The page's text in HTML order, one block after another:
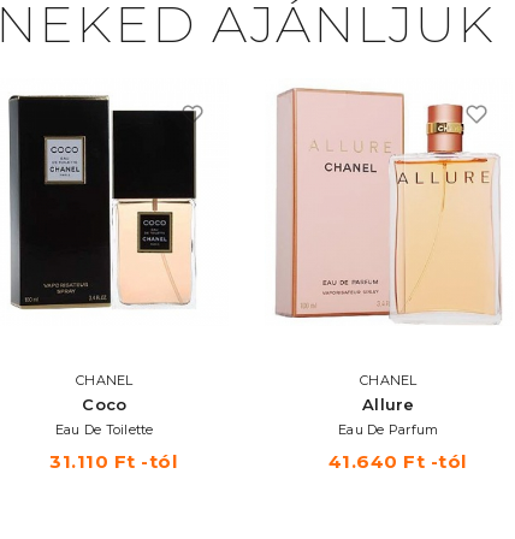
NEKED AJÁNLJUK
CHANEL
Coco
Eau De Toilette
31.110 Ft -tól
CHANEL
Allure
Eau De Parfum
41.640 Ft -tól